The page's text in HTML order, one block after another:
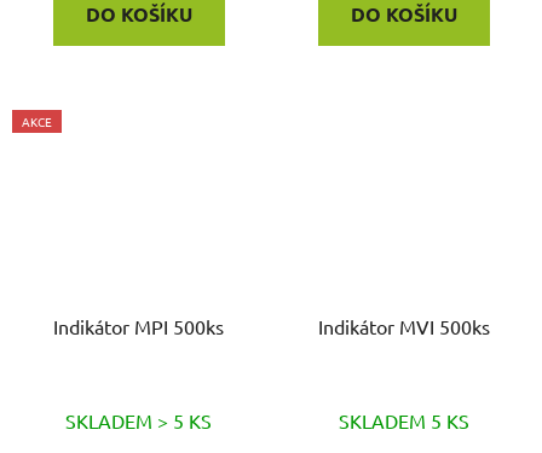
DO KOŠÍKU DO KOŠÍKU
AKCE
Indikátor MPI 500ks
SKLADEM > 5 KS
Indikátor MVI 500ks
SKLADEM 5 KS